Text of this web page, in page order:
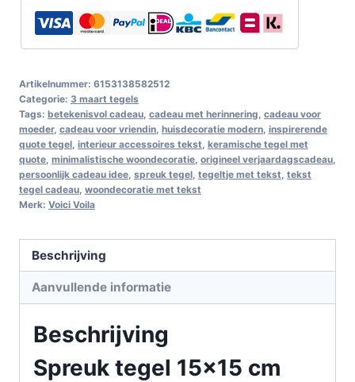
Artikelnummer: 6153138582512
Categorie: 3 maart tegels
Tags: betekenisvol cadeau cadeau met herinnering cadeau voor
moeder, cadeau voor vriendin huisdecoratie modern inspirerende
quote tegel interieur accessoires tekst keramische tegel met
quote minimalistische woondecoratie origineel verjaardagscadeau
persoonlijk cadeau idee spreuk tegel tegeltje met tekst tekst
tegel cadeau woondecoratie met tekst
Merk: Voici Voila
Beschrijving
Aanvullende informatie
Beschrijving
Spreuk tegel 15×15 cm